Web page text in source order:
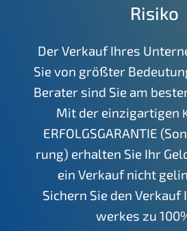
Risiko
Der Verkauf Ihres
Sie von größter
Berater sind Sie am
Mit der einzig­ar­ti­gen
ERFOLGSGARANTIE
rung) erhal­ten Sie Ihr
ein Verkauf nicht
Sichern Sie den
werkes zu